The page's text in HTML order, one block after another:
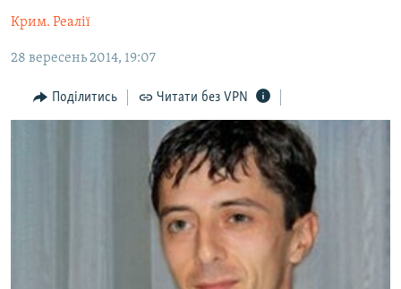
до
навігації
Перейти
ПОЛІТИКА
БЛОГИ
ПОГЛЯД
ЯК ОБІЙТИ БЛОКУВАННЯ
Крим. Реалії
28 вересень 2014, 19:07
Поділитись Читати без VPN